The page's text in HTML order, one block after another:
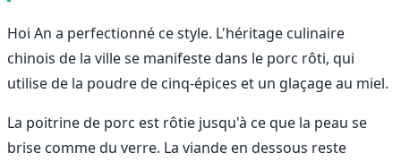
Hoi An a perfectionné ce style. L'héritage culinaire
chinois de la ville se manifeste dans le porc rôti, qui
utilise de la poudre de cinq-épices et un glaçage au miel.
La poitrine de porc est rôtie jusqu'à ce que la peau se
brise comme du verre. La viande en dessous reste